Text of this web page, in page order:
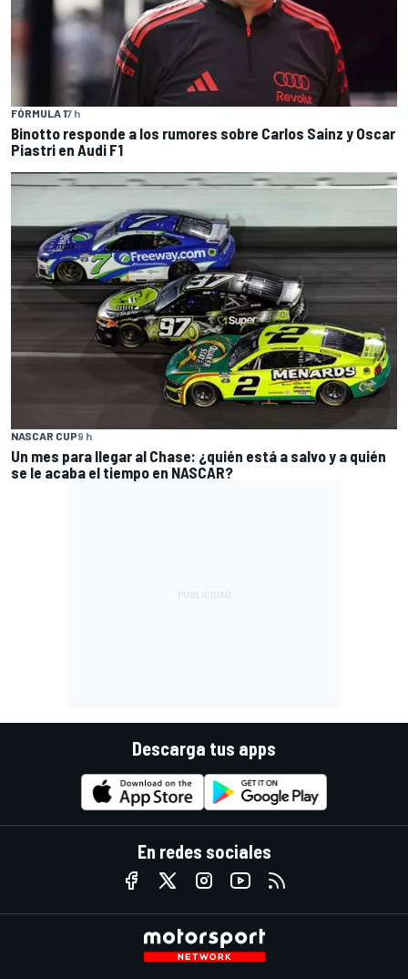
FÓRMULA 17 h
Binotto responde a los rumores sobre Carlos Sainz y Oscar
Piastri en Audi F1
NASCAR CUP9 h
Un mes para llegar al Chase: ¿quién está a salvo y a quién
se le acaba el tiempo en NASCAR?
Descarga tus apps
En redes sociales